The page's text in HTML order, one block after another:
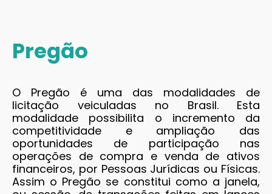
Pregão
O Pregão é uma das modalidades de
licitação veiculadas no Brasil. Esta
modalidade possibilita o incremento da
competitividade e ampliação das
oportunidades de participação nas
operações de compra e venda de ativos
financeiros, por Pessoas Jurídicas ou Físicas.
Assim o Pregão se constitui como a janela,